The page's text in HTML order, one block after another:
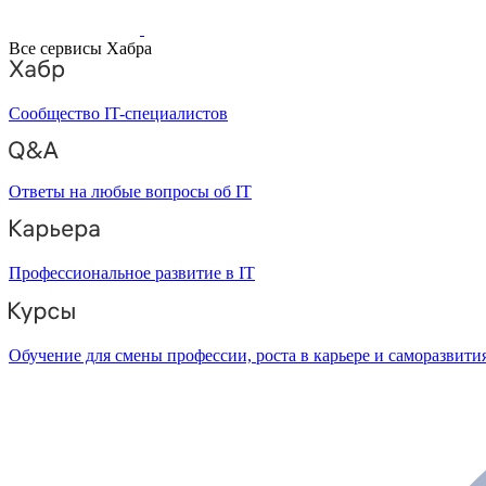
Все сервисы Хабра
Сообщество IT-специалистов
Ответы на любые вопросы об IT
Профессиональное развитие в IT
Обучение для смены профессии, роста в карьере и